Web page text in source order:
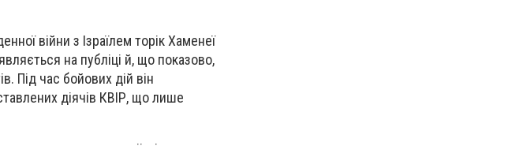
війни з Ізраїлем торік Хаменеї
на публіці й, що показово,
Під час бойових дій він
діячів КВІР, що лише